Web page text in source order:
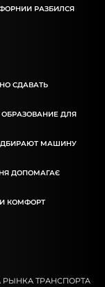
РАЗБИЛСЯ
СДАВАТЬ
ОБРАЗОВАНИЕ ДЛЯ
МАШИНУ
ДОПОМАГАЄ
КОМФОРТ
ТРАНСПОРТА